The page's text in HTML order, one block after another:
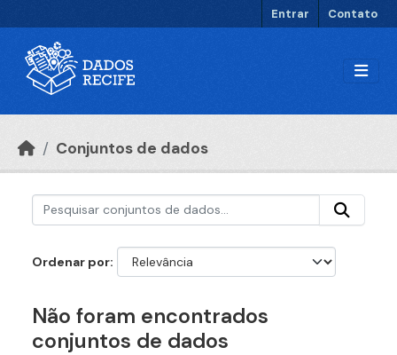
Entrar Contato
Conjuntos de dados
Ordenar por
Não foram encontrados
conjuntos de dados